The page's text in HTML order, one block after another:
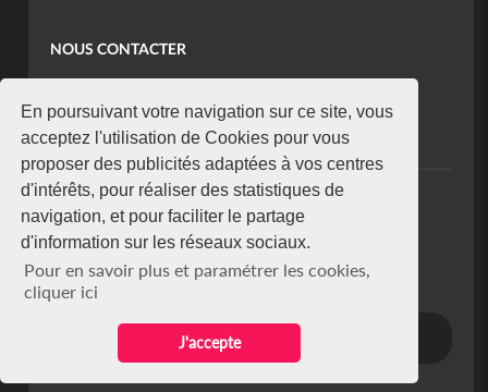
En poursuivant votre navigation sur ce site, vous
acceptez l'utilisation de Cookies pour vous
proposer des publicités adaptées à vos centres
d'intérêts, pour réaliser des statistiques de
navigation, et pour faciliter le partage
d'information sur les réseaux sociaux.
Pour en savoir plus et paramétrer les cookies,
cliquer ici
J'accepte
NOUS CONTACTER
koaci@yahoo.fr
+225 07 08 85 52 93
NEWSLETTER
Restez connecté via notre newsletter
S'abonner
Se désabonner